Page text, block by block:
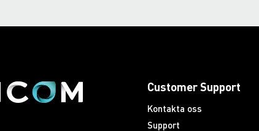
Customer Support
Kontakta oss
Support